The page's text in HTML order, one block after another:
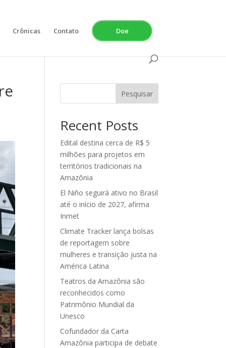
Crônicas Contato Doe
Pesquisar
Recent Posts
Edital destina cerca de R$ 5
milhões para projetos em
territórios tradicionais na
Amazônia
El Niño seguirá ativo no Brasil
até o início de 2027, afirma
Inmet
Climate Tracker lança bolsas
de reportagem sobre
mulheres e transição justa na
América Latina
Teatros da Amazônia são
reconhecidos como
Patrimônio Mundial da
Unesco
Cofundador da Carta
Amazônia participa de debate